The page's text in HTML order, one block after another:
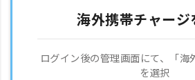
海外携帯チャージ
ログイン後の管理画面にて、「海
を選択